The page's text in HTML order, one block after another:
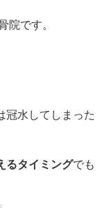
院です。
冠水してしまった
るタイミングでも